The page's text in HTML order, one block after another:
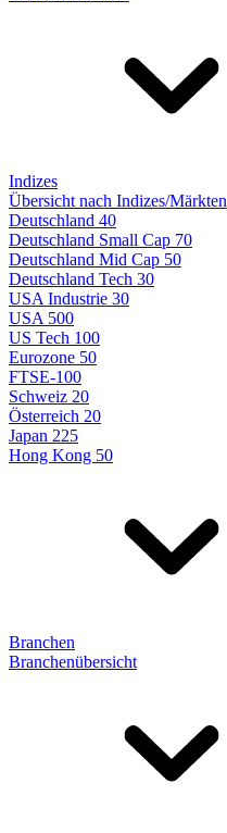
Indizes
Übersicht nach Indizes/Märkten
Deutschland 40
Deutschland Small Cap 70
Deutschland Mid Cap 50
Deutschland Tech 30
USA Industrie 30
USA 500
US Tech 100
Eurozone 50
FTSE-100
Schweiz 20
Österreich 20
Japan 225
Hong Kong 50
Branchen
Branchenübersicht